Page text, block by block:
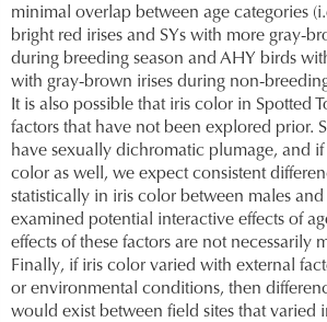
minimal overlap between age categories
bright red irises and SYs with more gray-
during breeding season and AHY birds
with gray-brown irises during non-
It is also possible that iris color in Spotted
factors that have not been explored prior.
have sexually dichromatic plumage, and if
color as well, we expect consistent
statistically in iris color between males
examined potential interactive effects of
effects of these factors are not necessarily
Finally, if iris color varied with external
or environmental conditions, then
would exist between field sites that varied